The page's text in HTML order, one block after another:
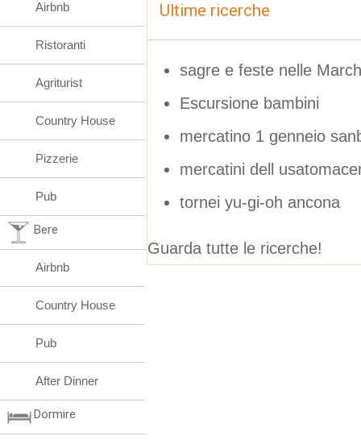
Ultime ricerche
sagre e feste nelle
Escursione bambini
mercatino 1 genneio
mercatini dell
tornei yu-gi-oh ancona
Guarda tutte le ricerche!
Airbnb
Ristoranti
Agriturist
Country House
Pizzerie
Pub
Bere
Airbnb
Country House
Pub
After Dinner
Dormire